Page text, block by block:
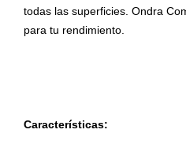
todas las superficies. Ondra
para tu rendimiento.
Características: